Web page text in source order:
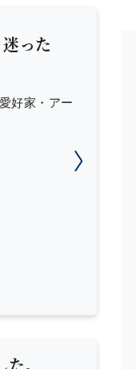
った
愛好家・アー
。